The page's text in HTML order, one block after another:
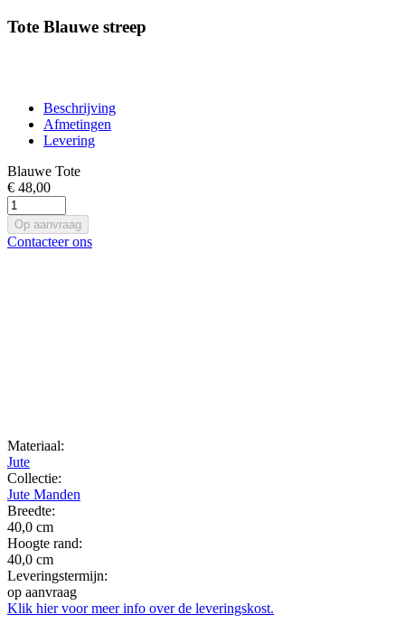
Tote Blauwe streep
Beschrijving
Afmetingen
Levering
Blauwe Tote
€ 48,00
Op aanvraag
Contacteer ons
Materiaal:
Jute
Collectie:
Jute Manden
Breedte:
40,0 cm
Hoogte rand:
40,0 cm
Leveringstermijn:
op aanvraag
Klik hier voor meer info over de leveringskost.